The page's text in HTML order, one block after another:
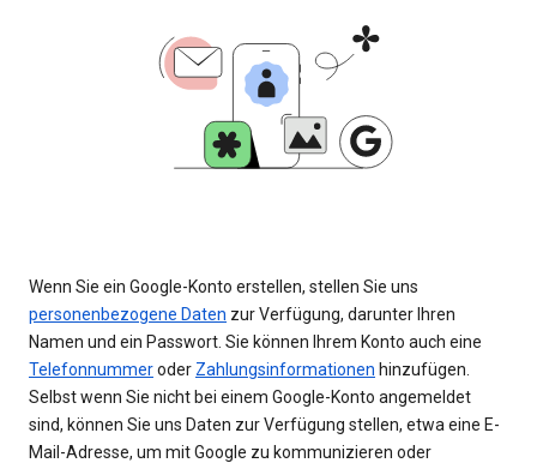
Wenn Sie ein Google-Konto erstellen, stellen Sie uns
personenbezogene Daten zur Verfügung, darunter Ihren
Namen und ein Passwort. Sie können Ihrem Konto auch eine
Telefonnummeroder Zahlungsinformationen hinzufügen.
Selbst wenn Sie nicht bei einem Google-Konto angemeldet
sind, können Sie uns Daten zur Verfügung stellen, etwa eine E-
Mail-Adresse, um mit Google zu kommunizieren oder